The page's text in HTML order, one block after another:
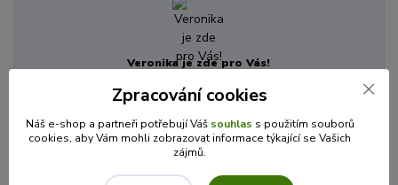
Veronika je zde pro Vás!
+420 725 846 639
(Po-Pá, 8-16 hod.)
info@cajecokolady.cz
Zpracování cookies
Náš e-shop a partneři potřebují Váš souhlas s použitím souborů
cookies, aby Vám mohli zobrazovat informace týkající se Vašich
zájmů.